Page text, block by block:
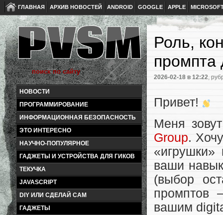
ГЛАВНАЯ АРХИВ НОВОСТЕЙ ANDROID GOOGLE APPLE
НОВОСТИ
ПРОГРАММИРОВАНИЕ
ИНФОРМАЦИОННАЯ БЕЗОПАСНОСТЬ
ЭТО ИНТЕРЕСНО
НАУЧНО-ПОПУЛЯРНОЕ
ГАДЖЕТЫ И УСТРОЙСТВА ДЛЯ ГИКОВ
ТЕКУЧКА
JAVASCRIPT
DIY ИЛИ СДЕЛАЙ САМ
ГАДЖЕТЫ
Роль,
промпта
2026-02-18 в 12:22,
Привет!
Меня
Group.
«игрушки»
ваши
(выбор
промптов
вашим